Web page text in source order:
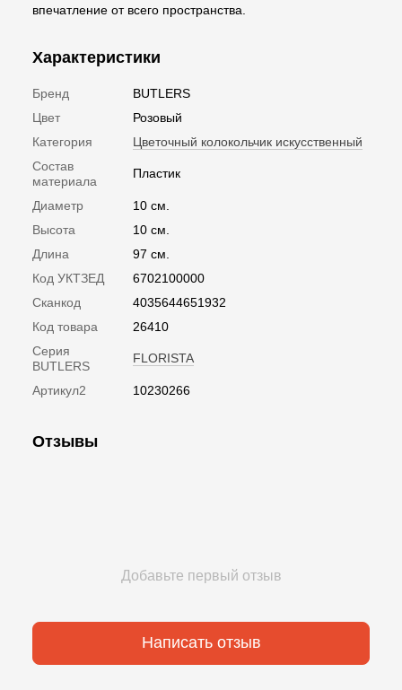
впечатление от всего пространства.
Характеристики
Бренд
BUTLERS
Цвет
Розовый
Категория
Цветочный колокольчик искусственный
Состав
материала
Пластик
Диаметр
10 см.
Высота
10 см.
Длина
97 см.
Код УКТЗЕД
6702100000
Сканкод
4035644651932
Код товара
26410
Серия
BUTLERS
FLORISTA
Артикул2 10230266
Отзывы
Добавьте первый отзыв
Написать отзыв